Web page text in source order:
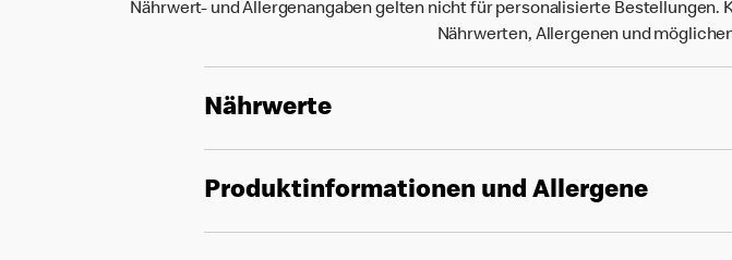
Nährwert- und Allergenangaben gelten nicht für personalisierte
Nährwerten, Allergenen und
Nährwerte
Produktinformationen und Allergene